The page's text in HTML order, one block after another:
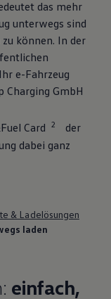
das mehr
unterwegs sind
zu können. In der
e-Fahrzeug
Charging GmbH
Card 2
der
dabei ganz
& Ladelösungen
laden
einfach,